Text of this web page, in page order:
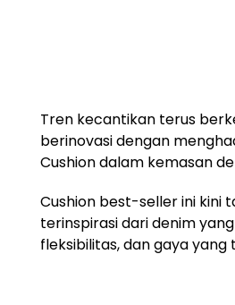
Tren kecantikan terus
berinovasi dengan
Cushion dalam kemasan
Cushion best-seller ini kini
terinspirasi dari denim
fleksibilitas, dan gaya